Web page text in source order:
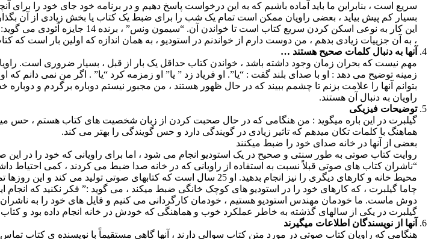
سریع است ، بنابراین ما باید آماده باشیم كه به این درخواست پاسخ دهیم و در برنامه خود جای خود را
بسیار کم پیش بیاید ، بعضی راویان ممکن است تمام یک شب را برای ضبط یک کتاب یا بخش زیادی از آن
این کار به نوعی اسکن کردن سریع
، به آن جزییات زیادی بدهم ، من دوست دارم از خواندنم در استودیو ، به همان اندازه که اولین بار است که
آنها به دنبال کلمات صحیح هستند …
مهم نیست که بحران زمان وجود داشته باشد ، خواندن کتاب حداقل یک بار از قبل ، بسیار ضروری است.
زمینه توضیح می دهد : او با صدای بلند گفت : “یا”. او فریاد زد ” یا” او زمزمه کرد “یا” . اگر من نمی دانم
بتوانم آنها را علامت بزنم تا چشمم ببیند که در حال ظهور هستند ، من مجبور نیستم دوباره برگردم و
راویان به دنبال آن هستند.
توضیحات فیزیکی
گیلبرت در این باره میگوید : من هنگامی که در حال صحبت کردن از زبان شخصیت های کتاب هستم ، حس
هماهنگ با کلمات تکان میدهم که تاثیر زیادی در گویندگی دارد و حس گویندگی را بهتر می کند.
بعضی از آنها در خانه صدای خود را ضبط میکنند
روایت کتاب صوتی به طور سنتی و صحیح در یک استودیو انجام می شود ، اما برای راویانی که خود را در
“ناشران کتاب های صوتی قبلاً نسبت به استفاده از راویانی که در خانه صدا ضبط می کردند ، کمی احتیاط
محیط خانه و کارهای دیگری را نیز انجام بدهید. او 25 سال است که کتابهای صوتی تولید می کند و این روزها تمامی صدا های خود را در خانه ضبط می کند.
چاما گیلبرت ، که کارهای خود را در استودیو های کوچک خانگی ضبط میکند ، می گوید :” فکر نکنید که
دوش ماست. ما خودمان مهندس استودیو هستیم ، خودمان کارگردانی می کنیم و فایل های خود را به
گیلبرت در یکی از سالهای گذشته به خاطر عملکرد خوب و هماهنگی که خودش در خانه انجام داده بود و
آنها از نویسندگان اطلاعات میگیرند
هنگامی که راویان کتاب صوتی در مورد متن کتاب سوالی دارند ، آنها گاهی مستقیماً با نویسنده ی کتاب